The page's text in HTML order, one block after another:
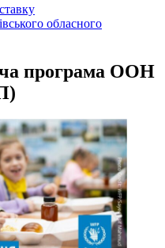
обласного
програма ООН